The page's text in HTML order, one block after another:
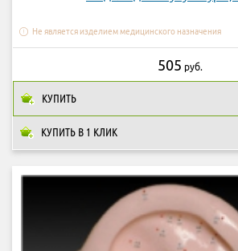
Не является изделием медицинского назначения
КУПИТЬ В 1 КЛИК
505 руб.
КУПИТЬ